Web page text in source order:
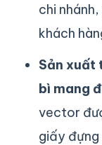
chi
khách
Sản xuất
bì mang
vector
giấy đựng